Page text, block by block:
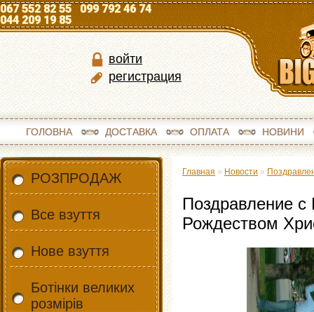
067 552 82 55 099 792 46 74
044 209 19 85
войти
регистрация
ГОЛОВНА ДОСТАВКА ОПЛАТА НОВИНИ
РОЗПРОДАЖ
Все взуття
Нове взуття
Ботінки великих
розмірів
Главная » Новости »
Поздравление
Рождеством